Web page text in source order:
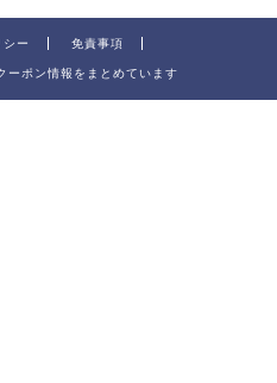
ー 免責事項
ポン情報をまとめています